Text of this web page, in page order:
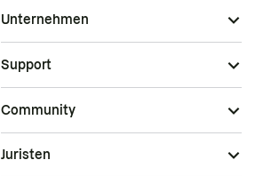
Unternehmen
Support
Community
Juristen